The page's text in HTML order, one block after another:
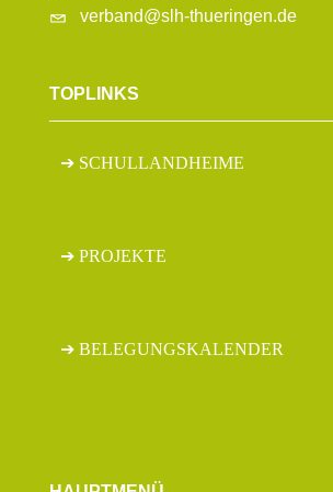
verband@slh-thueringen.de
TOPLINKS
SCHULLANDHEIME
PROJEKTE
BELEGUNGSKALENDER